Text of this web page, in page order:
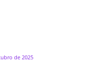
de 2025